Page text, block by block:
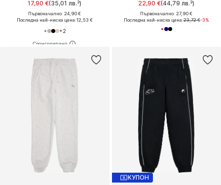
17,90 €(35,01 лв.³)
Първоначално: 24,90 €
Последна най-ниска цена:12,53 €
+2
22,90 €(44,79 лв.³)
Първоначално: 27,90 €
Последна най-ниска цена:23,72 €-3%
КУПОН